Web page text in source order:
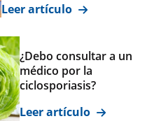
Leer artículo
¿Debo consultar a un
médico por la
ciclosporiasis?
Leer artículo